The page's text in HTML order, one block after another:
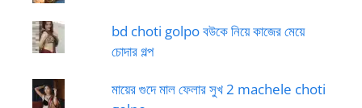
bd choti golpo বউকে নিয়ে কাজের মেয়ে
চোদার গল্প
মায়ের গুদে মাল ফেলার সুখ 2 machele choti